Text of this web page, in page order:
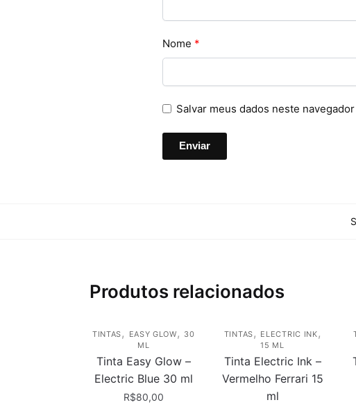
Nome *
Salvar meus dados neste
Produtos relacionados
TINTAS , EASY GLOW , 30
ML
Tinta Easy Glow –
Electric Blue 30 ml
R$80,00
TINTAS , ELECTRIC INK ,
15 ML
Tinta Electric Ink –
Vermelho Ferrari 15
ml